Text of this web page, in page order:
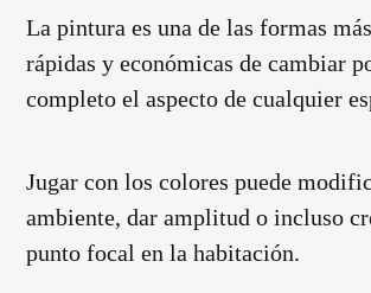
La pintura es una de las formas
rápidas y económicas de cambiar
completo el aspecto de cualquier
Jugar con los colores puede
ambiente, dar amplitud o incluso
punto focal en la habitación.